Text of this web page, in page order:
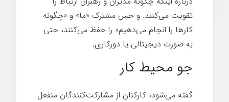
تقویت می‌کنند. و حس مشترک «ما» و «چگونه
کارها را انجام می‌دهیم» را حفظ می‌کنند، حتی
به صورت دیجیتالی یا دورکاری.
جو محیط کار
گفته می‌شود، کارکنان از مشارکت‌کنندگان منفعل